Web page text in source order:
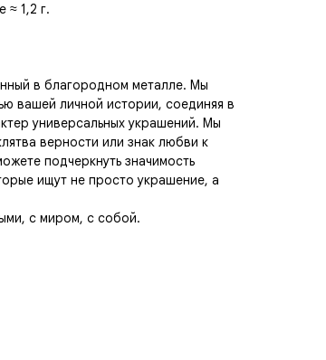
≈ 1,2 г.
в благородном металле. Мы
вашей личной истории, соединяя в
универсальных украшений. Мы
верности или знак любви к
подчеркнуть значимость
ищут не просто украшение, а
с миром, с собой.